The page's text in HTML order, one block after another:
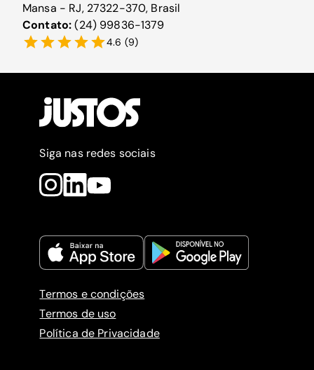
Mansa - RJ, 27322-370, Brasil
Contato:(24) 99836-1379
4.6 (9)
Siga nas redes sociais
Termos e condições
Termos de uso
Política de Privacidade